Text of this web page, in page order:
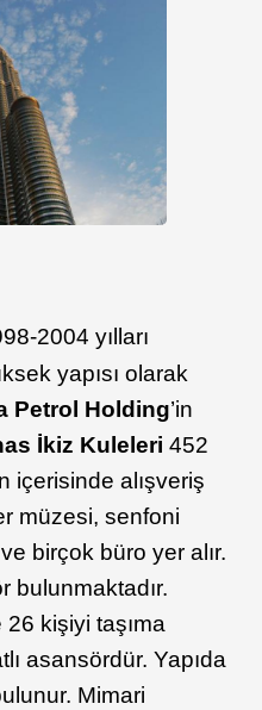
2004 yılları
yapısı olarak
Petrol Holding’in
İkiz Kuleleri 452
içerisinde alışveriş
müzesi, senfoni
birçok büro yer alır.
bulunmaktadır.
26 kişiyi taşıma
asansördür. Yapıda
Mimari